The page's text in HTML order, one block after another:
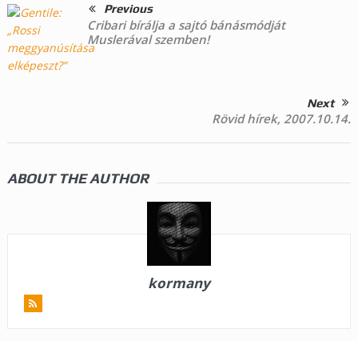
Previous
Cribari bírálja a sajtó bánásmódját
Muslerával szemben!
Next
Rövid hírek, 2007.10.14.
ABOUT THE AUTHOR
kormany